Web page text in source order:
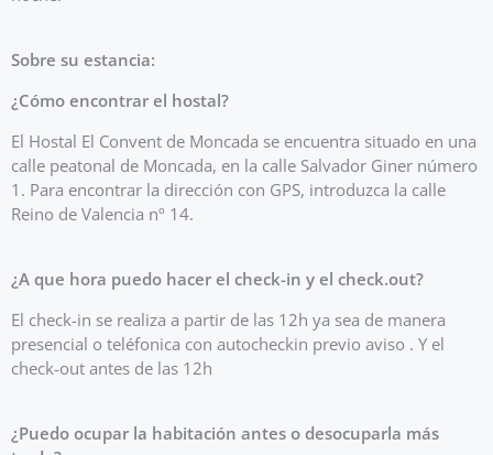
Sobre su estancia:
¿Cómo encontrar el hostal?
El Hostal El Convent de Moncada se encuentra situado en una
calle peatonal de Moncada, en la calle Salvador Giner número
1. Para encontrar la dirección con GPS, introduzca la calle
Reino de Valencia nº 14.
¿A que hora puedo hacer el check-in y el check.out?
El check-in se realiza a partir de las 12h ya sea de manera
presencial o teléfonica con autocheckin previo aviso . Y el
check-out antes de las 12h
¿Puedo ocupar la habitación antes o desocuparla más